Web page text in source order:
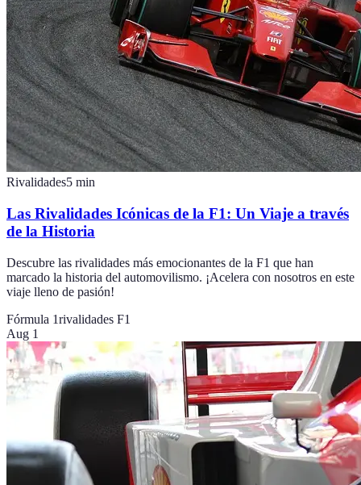
Rivalidades5 min
Las Rivalidades Icónicas de la F1: Un Viaje a través
de la Historia
Descubre las rivalidades más emocionantes de la F1 que han
marcado la historia del automovilismo. ¡Acelera con nosotros en este
viaje lleno de pasión!
Fórmula 1rivalidades F1
Aug 1